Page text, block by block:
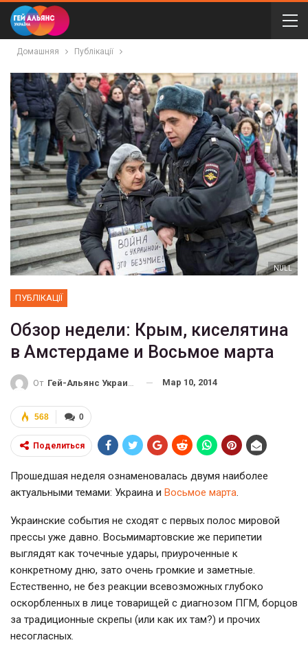
Домашняя Публікації
NULL
ПУБЛІКАЦІЇ
Обзор недели: Крым, киселятина
в Амстердаме и Восьмое марта
От Гей-Альянс Украина Мар 10, 2014
0
568
Поделиться
Прошедшая неделя ознаменовалась двумя наиболее
актуальными темами: Украина и Восьмое марта.
Украинские события не сходят с первых полос мировой
прессы уже давно. Восьмимартовские же перипетии
выглядят как точечные удары, приуроченные к
конкретному дню, зато очень громкие и заметные.
Естественно, не без реакции всевозможных глубоко
оскорбленных в лице товарищей с диагнозом ПГМ, борцов
за традиционные скрепы (или как их там?) и прочих
несогласных.